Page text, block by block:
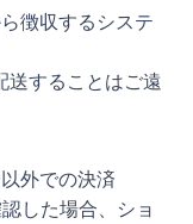
徴収するシステ
送することはご遠
外での決済
した場合、ショ